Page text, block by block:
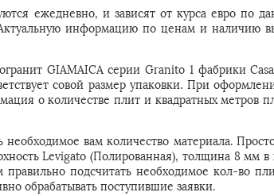
ежедневно, и зависят от курса евро по
Актуальную информацию по ценам и наличию
GIAMAICA серии Granito 1 фабрики
совой размер упаковки. При
о количестве плит и квадратных метров
вам количество материала.
Levigato (Полированная), толщина 8 мм
подсчитать необходимое кол-во
обрабатывать поступившие заявки.